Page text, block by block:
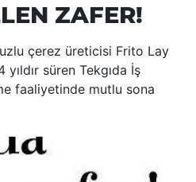
ZAFER!
çerez üreticisi Frito Lay
yıldır süren Tekgıda İş
faaliyetinde mutlu sona